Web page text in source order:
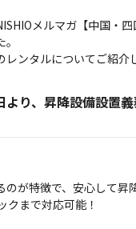
縄（外部）
メルマガ【中国・四
ンタルについてご紹介
より、昇降設備設置
が特徴で、安心して昇
まで対応可能！